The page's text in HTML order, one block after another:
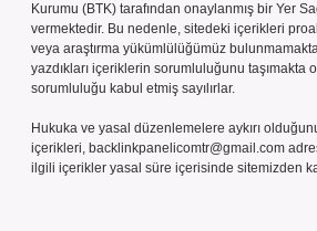
Kurumu (BTK) tarafından onaylanmış bir Yer
vermektedir. Bu nedenle, sitedeki içerikleri
veya araştırma yükümlülüğümüz
yazdıkları içeriklerin sorumluluğunu taşımakta
sorumluluğu kabul etmiş sayılırlar.
Hukuka ve yasal düzenlemelere aykırı
içerikleri, backlinkpanelicomtr@gmail.com
ilgili içerikler yasal süre içerisinde sitemizden